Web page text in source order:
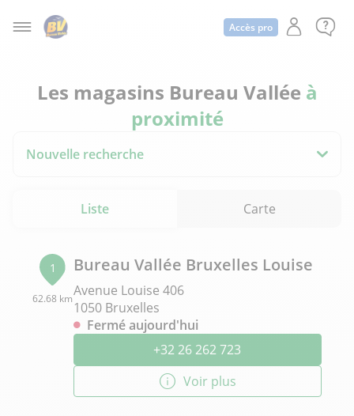
Accès pro
Les magasins Bureau Vallée à
proximité
Nouvelle recherche
Liste Carte
1
62.68 km
Bureau Vallée Bruxelles Louise
Avenue Louise 406
1050 Bruxelles
Fermé aujourd'hui
+32 26 262 723
Voir plus